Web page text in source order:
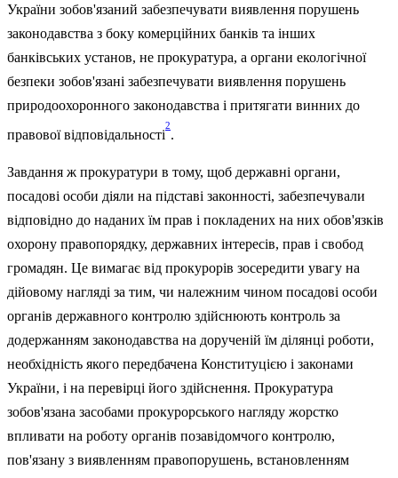
України зобо­в'язаний забезпечувати виявлення порушень
законодавства з боку комерційних банків та інших
банківських установ, не прокуратура, а органи екологічної
безпеки зобов'язані за­безпечувати виявлення порушень
природо­охоронного законодавства і притягати вин­них до
правової відповідальності
2
Завдання ж прокуратури в тому, щоб дер­жавні органи,
посадові особи діяли на під­ставі законності, забезпечували
відповідно до наданих їм прав і покладених на них обов'язків
охорону правопорядку, держав­них інтересів, прав і свобод
громадян. Це вимагає від прокурорів зосередити увагу на
дійовому нагляді за тим, чи належним чи­ном посадові особи
органів державного кон­тролю здійснюють контроль за
додержан­ням законодавства на дорученій їм ділянці роботи,
необхідність якого передбачена Кон­ституцією і законами
України, і на перевір­ці його здійснення. Прокуратура
зобов'яза­на засобами прокурорського нагляду жорс­тко
впливати на роботу органів позавідом­чого контролю,
пов'язану з виявленням пра­вопорушень, встановленням